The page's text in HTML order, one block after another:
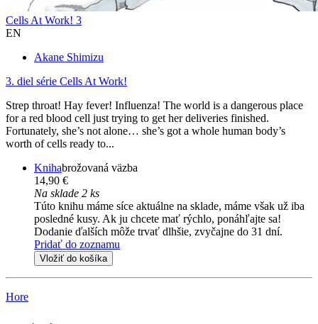
Cells At Work! 3
EN
Akane Shimizu
3. diel série Cells At Work!
Strep throat! Hay fever! Influenza! The world is a dangerous place
for a red blood cell just trying to get her deliveries finished.
Fortunately, she’s not alone… she’s got a whole human body’s
worth of cells ready to...
Knihabrožovaná väzba
14,90 €
Na sklade 2 ks
Túto knihu máme síce aktuálne na sklade, máme však už iba
posledné kusy. Ak ju chcete mať rýchlo, ponáhľajte sa!
Dodanie ďalších môže trvať dlhšie, zvyčajne do 31 dní.
Pridať do zoznamu
Vložiť do košíka
Hore